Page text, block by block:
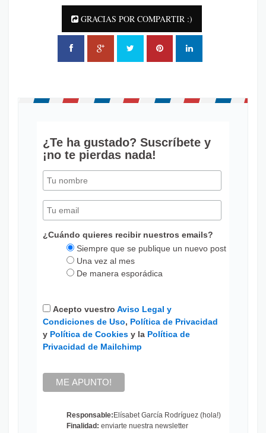
GRACIAS POR COMPARTIR :)
¿Te ha gustado? Suscríbete y
¡no te pierdas nada!
¿Cuándo quieres recibir nuestros emails?
Siempre que se publique un nuevo post
Una vez al mes
De manera esporádica
Acepto vuestro Aviso Legal y
Condiciones de Uso, Política de Privacidad
y Política de Cookiesy la Política de
Privacidad de Mailchimp
Responsable:Elísabet García Rodríguez (hola!)
Finalidad: enviarte nuestra newsletter